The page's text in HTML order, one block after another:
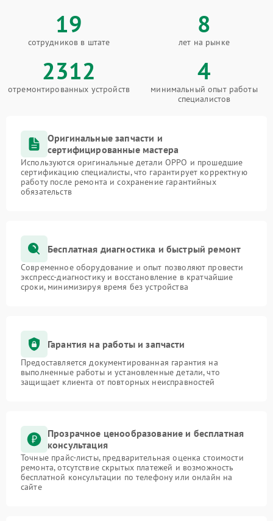
19
сотрудников в штате
8
лет на рынке
2312
отремонтированных устройств
4
минимальный опыт работы
специалистов
Оригинальные запчасти и
сертифицированные мастера
Используются оригинальные детали OPPO и прошедшие
сертификацию специалисты, что гарантирует корректную
работу после ремонта и сохранение гарантийных
обязательств
Бесплатная диагностика и быстрый ремонт
Современное оборудование и опыт позволяют провести
экспресс-диагностику и восстановление в кратчайшие
сроки, минимизируя время без устройства
Гарантия на работы и запчасти
Предоставляется документированная гарантия на
выполненные работы и установленные детали, что
защищает клиента от повторных неисправностей
Прозрачное ценообразование и бесплатная
консультация
Точные прайс-листы, предварительная оценка стоимости
ремонта, отсутствие скрытых платежей и возможность
бесплатной консультации по телефону или онлайн на
сайте